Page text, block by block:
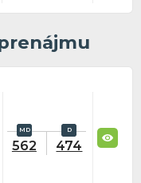
562 474